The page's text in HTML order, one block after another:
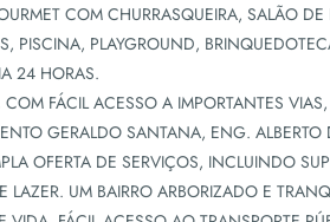
COM CHURRASQUEIRA, SALÃO DE
PISCINA, PLAYGROUND,
24 HORAS.
FÁCIL ACESSO A IMPORTANTES
GERALDO SANTANA, ENG. ALBERTO
OFERTA DE SERVIÇOS, INCLUINDO
UM BAIRRO ARBORIZADO E